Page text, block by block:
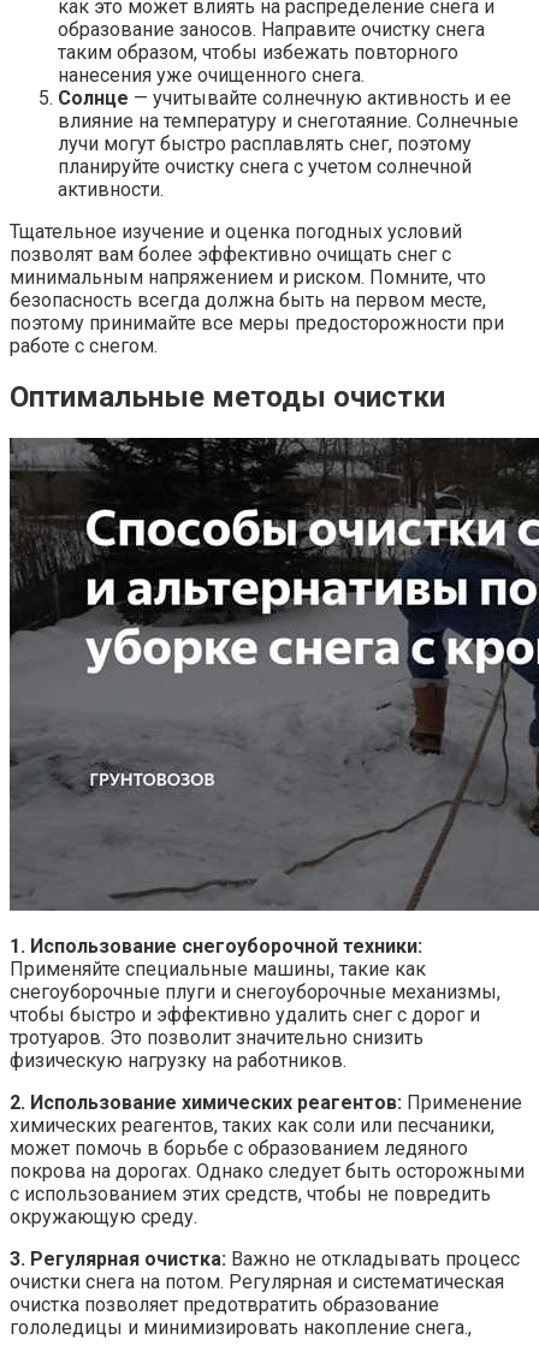
как это может влиять на распределение снега и
образование заносов. Направите очистку снега
таким образом, чтобы избежать повторного
нанесения уже очищенного снега.
Солнце — учитывайте солнечную активность и ее
влияние на температуру и снеготаяние. Солнечные
лучи могут быстро расплавлять снег, поэтому
планируйте очистку снега с учетом солнечной
активности.
Тщательное изучение и оценка погодных условий
позволят вам более эффективно очищать снег с
минимальным напряжением и риском. Помните, что
безопасность всегда должна быть на первом месте,
поэтому принимайте все меры предосторожности при
работе с снегом.
Оптимальные методы очистки
1. Использование снегоуборочной техники:
Применяйте специальные машины, такие как
снегоуборочные плуги и снегоуборочные механизмы,
чтобы быстро и эффективно удалить снег с дорог и
тротуаров. Это позволит значительно снизить
физическую нагрузку на работников.
2. Использование химических реагентов: Применение
химических реагентов, таких как соли или песчаники,
может помочь в борьбе с образованием ледяного
покрова на дорогах. Однако следует быть осторожными
с использованием этих средств, чтобы не повредить
окружающую среду.
3. Регулярная очистка: Важно не откладывать процесс
очистки снега на потом. Регулярная и систематическая
очистка позволяет предотвратить образование
гололедицы и минимизировать накопление снега.,